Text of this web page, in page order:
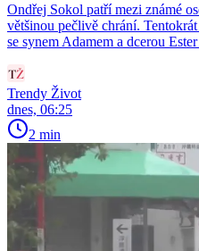
Ondřej Sokol patří mezi známé
většinou pečlivě chrání.
se synem Adamem a dcerou
Trendy Život
dnes, 06:25
2 min